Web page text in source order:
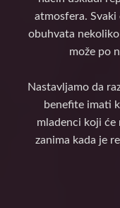
atmosfera.
obuhvata
može po
Nastavljamo da
benefite imati
mladenci koji će
zanima kada je